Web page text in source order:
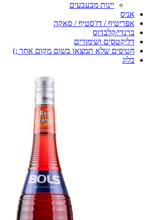
יינות מבעבעים
אניס
אפריטיף / דז'סטיף / סאקה
ברנדי/קלבדוס
דליקטסים ושימורים
חטיפים שלא תמצאו בשום מקום אחר ;)
בלוג